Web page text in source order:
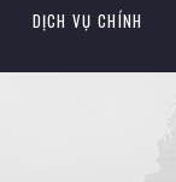
DỊCH VỤ CHÍNH